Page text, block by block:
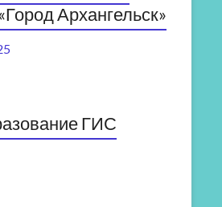
Архангельск»
ГИС